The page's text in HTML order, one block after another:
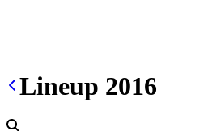
Lineup 2016